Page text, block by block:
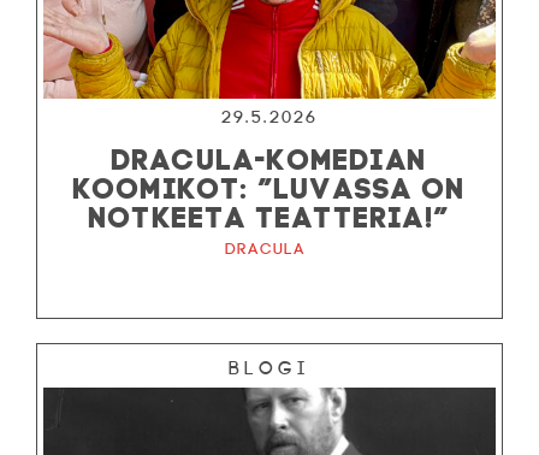
29.5.2026
DRACULA-KOMEDIAN
KOOMIKOT: ”LUVASSA ON
NOTKEETA TEATTERIA!”
Dracula
Blogi